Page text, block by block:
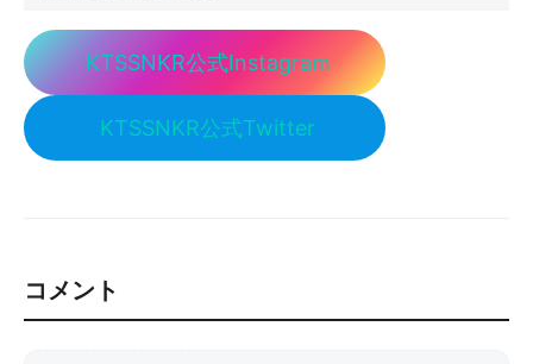
KTSSNKR公式Instagram
KTSSNKR公式Twitter
コメント